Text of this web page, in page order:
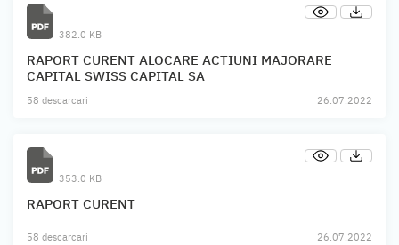
382.0 KB
RAPORT CURENT ALOCARE ACTIUNI MAJORARE
CAPITAL SWISS CAPITAL SA
58 descarcari 26.07.2022
353.0 KB
RAPORT CURENT
58 descarcari 26.07.2022